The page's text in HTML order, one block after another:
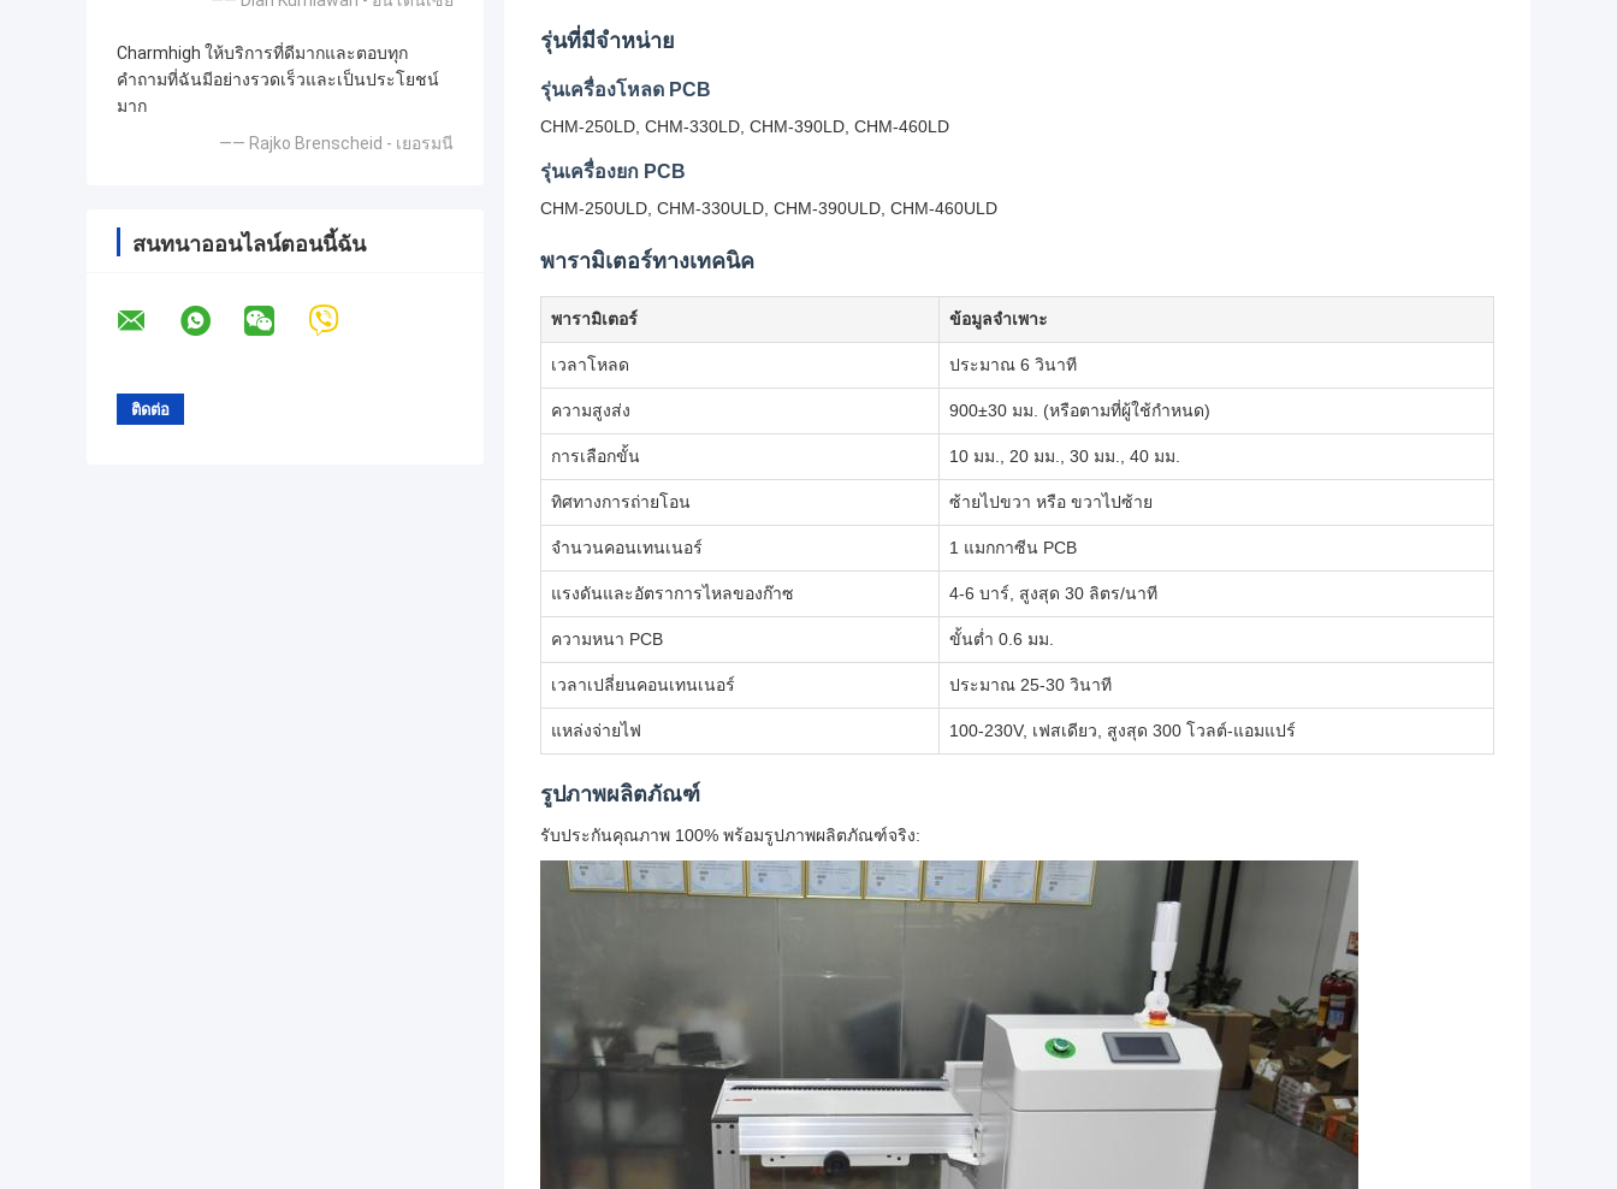
Charmhigh ให้บริการที่ดีมากและตอบทุก
คำถามที่ฉันมีอย่างรวดเร็วและเป็นประโยชน์
มาก
—— Rajko Brenscheid - เยอรมนี
สนทนาออนไลน์ตอนนี้ฉัน
รุ่นที่มีจำหน่าย
รุ่นเครื่องโหลด PCB
CHM-250LD, CHM-330LD, CHM-390LD, CHM-460LD
รุ่นเครื่องยก PCB
CHM-250ULD, CHM-330ULD, CHM-390ULD, CHM-460ULD
พารามิเตอร์ทางเทคนิค
พารามิเตอร์ ข้อมูลจำเพาะ
เวลาโหลด ประมาณ 6 วินาที
ความสูงส่ง 900±30 มม. (หรือตามที่ผู้ใช้กำหนด)
การเลือกขั้น 10 มม., 20 มม., 30 มม., 40 มม.
ทิศทางการถ่ายโอน ซ้ายไปขวา หรือ ขวาไปซ้าย
จำนวนคอนเทนเนอร์ 1 แมกกาซีน PCB
แรงดันและอัตราการไหลของก๊าซ 4-6 บาร์, สูงสุด 30 ลิตร/นาที
ความหนา PCB ขั้นต่ำ 0.6 มม.
เวลาเปลี่ยนคอนเทนเนอร์ ประมาณ 25-30 วินาที
แหล่งจ่ายไฟ 100-230V, เฟสเดียว, สูงสุด 300 โวลต์-แอมแปร์
รูปภาพผลิตภัณฑ์
รับประกันคุณภาพ 100% พร้อมรูปภาพผลิตภัณฑ์จริง: